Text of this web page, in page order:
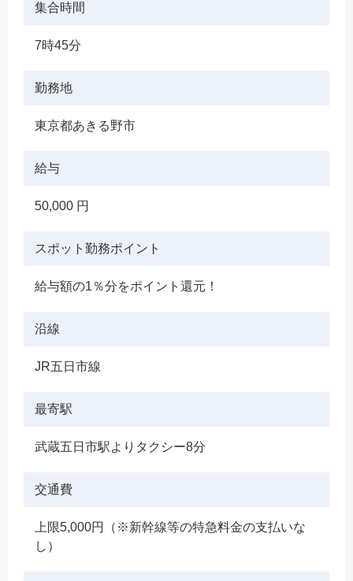
集合時間
7時45分
勤務地
東京都あきる野市
給与
50,000 円
スポット勤務ポイント
給与額の1％分をポイント還元！
沿線
JR五日市線
最寄駅
武蔵五日市駅よりタクシー8分
交通費
上限5,000円（※新幹線等の特急料金の支払いな
し）